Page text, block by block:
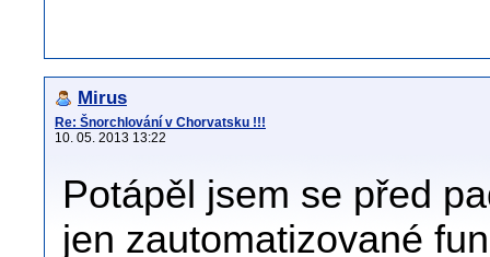
Mirus
Re: Šnorchlování v Chorvatsku !!!
10. 05. 2013 13:22
Potápěl jsem se před
jen zautomatizované